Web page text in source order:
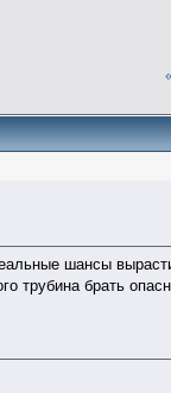
шансы
брать